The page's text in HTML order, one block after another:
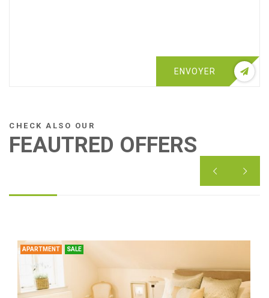
ENVOYER
CHECK ALSO OUR
FEAUTRED OFFERS


APARTMENT SALE